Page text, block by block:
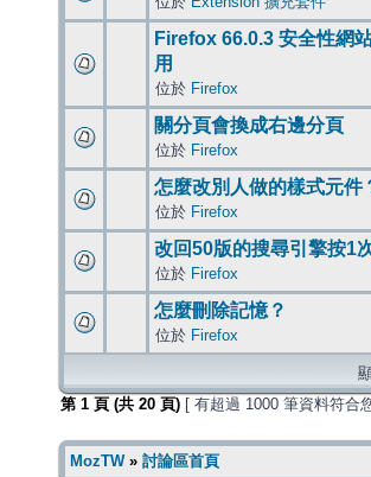
Firefox 66.0.3 安全性網
用
位於 Firefox
關分頁會換成右邊分頁
位於 Firefox
怎麼改別人做的樣式元件
位於 Firefox
改回50版的搜尋引擎按1
位於 Firefox
怎麼刪除記憶？
位於 Firefox
第 1 頁 (共 20 頁) [ 有超過 1000 筆資料符合
MozTW» 討論區首頁